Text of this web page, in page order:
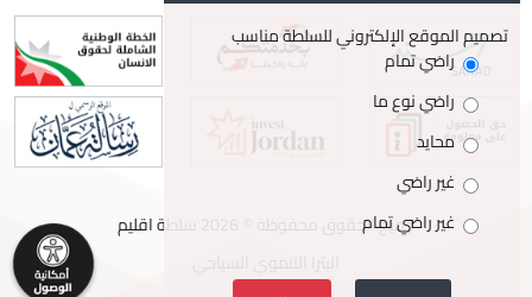
تصميم الموقع الإلكتروني للسلطة مناسب
راضي تمام
راضي نوع ما
محايد
غير راضي
غير راضي تمام
جميع الحقوق محفوظة © 2026 سلطة اقليم